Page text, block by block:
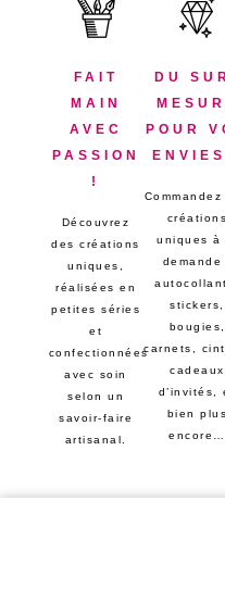
FAIT
MAIN
AVEC
PASSION
!
Découvrez
des créations
uniques,
réalisées en
petites séries
et
confectionnées
avec soin
selon un
savoir-faire
artisanal.
DU
POUR
Commandez
créations
uniques à
demande
stickers,
bougies,
carnets,
cadeaux
d’invités,
bien plus
encore…